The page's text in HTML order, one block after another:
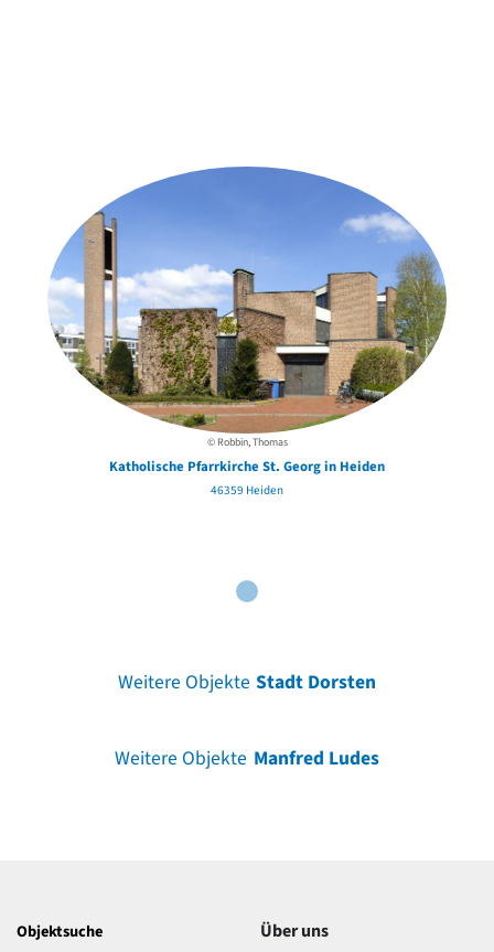
© Robbin, Thomas
Katholische Pfarrkirche St. Georg in Heiden
46359 Heiden
Weitere Objekte Stadt Dorsten
Weitere Objekte Manfred Ludes
Objektsuche Über uns